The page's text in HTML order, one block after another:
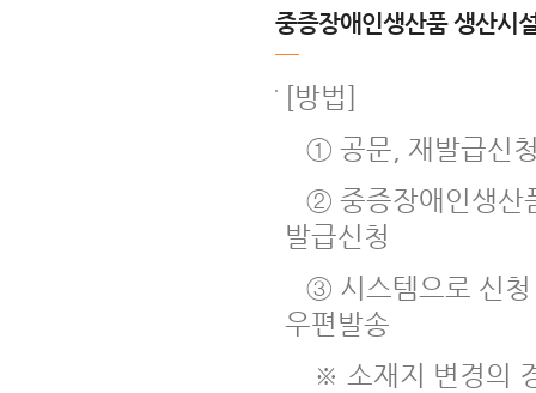
중증장애인생산품 생산
[방법]
① 공문, 재발급신
② 중증장애인생산
발급신청
③ 시스템으로 신청
우편발송
※ 소재지 변경의